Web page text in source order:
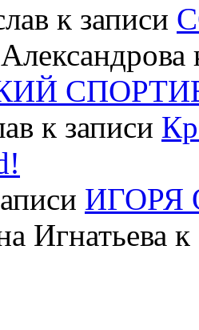
к записи
к записи
ИГОРЯ
Игнатьева к